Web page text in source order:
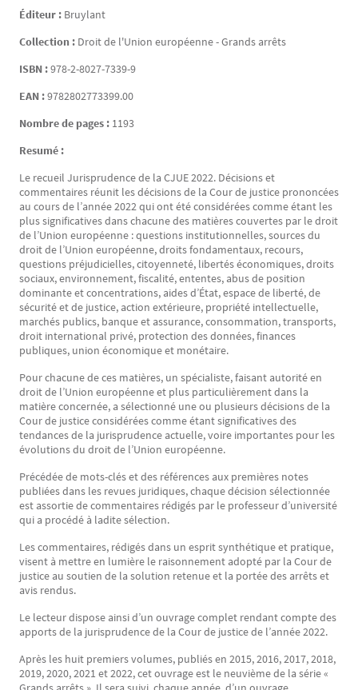
Éditeur : Bruylant
Collection : Droit de l'Union européenne - Grands arrêts
ISBN :978-2-8027-7339-9
EAN :9782802773399.00
Nombre de pages : 1193
Resumé :
Le recueil Jurisprudence de la CJUE 2022. Décisions et
commentaires réunit les décisions de la Cour de justice prononcées
au cours de l’année 2022 qui ont été considérées comme étant les
plus significatives dans chacune des matières couvertes par le droit
de l’Union européenne : questions institutionnelles, sources du
droit de l’Union européenne, droits fondamentaux, recours,
questions préjudicielles, citoyenneté, libertés économiques, droits
sociaux, environnement, fiscalité, ententes, abus de position
dominante et concentrations, aides d’État, espace de liberté, de
sécurité et de justice, action extérieure, propriété intellectuelle,
marchés publics, banque et assurance, consommation, transports,
droit international privé, protection des données, finances
publiques, union économique et monétaire.
Pour chacune de ces matières, un spécialiste, faisant autorité en
droit de l’Union européenne et plus particulièrement dans la
matière concernée, a sélectionné une ou plusieurs décisions de la
Cour de justice considérées comme étant significatives des
tendances de la jurisprudence actuelle, voire importantes pour les
évolutions du droit de l’Union européenne.
Précédée de mots-clés et des références aux premières notes
publiées dans les revues juridiques, chaque décision sélectionnée
est assortie de commentaires rédigés par le professeur d’université
qui a procédé à ladite sélection.
Les commentaires, rédigés dans un esprit synthétique et pratique,
visent à mettre en lumière le raisonnement adopté par la Cour de
justice au soutien de la solution retenue et la portée des arrêts et
avis rendus.
Le lecteur dispose ainsi d’un ouvrage complet rendant compte des
apports de la jurisprudence de la Cour de justice de l’année 2022.
Après les huit premiers volumes, publiés en 2015, 2016, 2017, 2018,
2019, 2020, 2021 et 2022, cet ouvrage est le neuvième de la série «